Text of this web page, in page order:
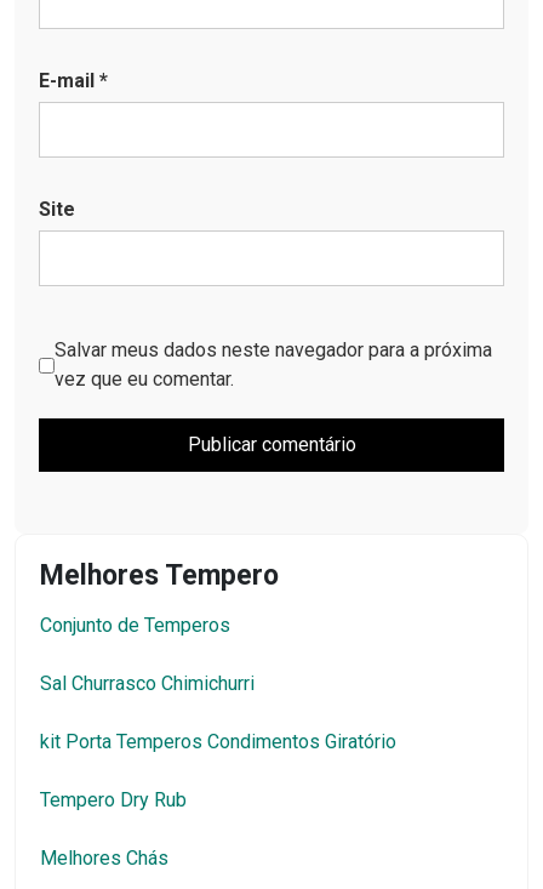
E-mail *
Site
Salvar meus dados neste navegador para a próxima
vez que eu comentar.
Melhores Tempero
Conjunto de Temperos
Sal Churrasco Chimichurri
kit Porta Temperos Condimentos Giratório
Tempero Dry Rub
Melhores Chás